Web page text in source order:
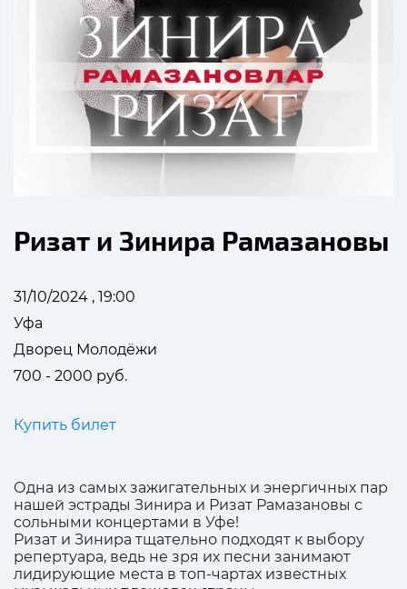
Ризат и Зинира Рамазановы
31/10/2024 , 19:00
Уфа
Дворец Молодёжи
700 - 2000 руб.
Купить билет
Одна из самых зажигательных и энергичных пар
нашей эстрады Зинира и Ризат Рамазановы с
сольными концертами в Уфе!
Ризат и Зинира тщательно подходят к выбору
репертуара, ведь не зря их песни занимают
лидирующие места в топ-чартах известных